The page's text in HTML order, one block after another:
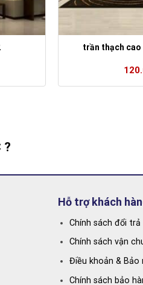
trần thạch cao
?
Hỗ trợ khách
Chính sách đổi trả
Chính sách vận
Điều khoản & Bảo
Chính sách bảo